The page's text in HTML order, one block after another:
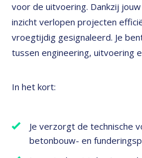
voor de uitvoering. Dankzij
inzicht verlopen projecten
vroegtijdig gesignaleerd. Je
tussen engineering, uitvoering
In het kort:
Je verzorgt de technische
betonbouw- en